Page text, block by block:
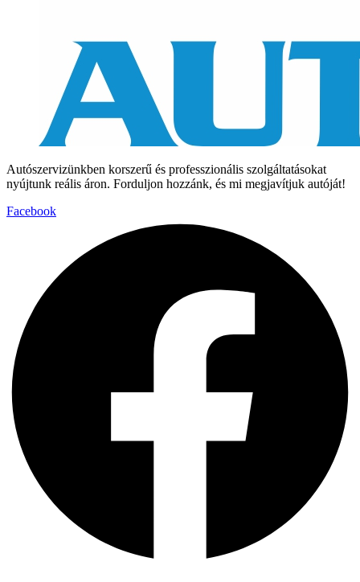
Autószervizünkben korszerű és professzionális szolgáltatásokat
nyújtunk reális áron. Forduljon hozzánk, és mi megjavítjuk autóját!
Facebook